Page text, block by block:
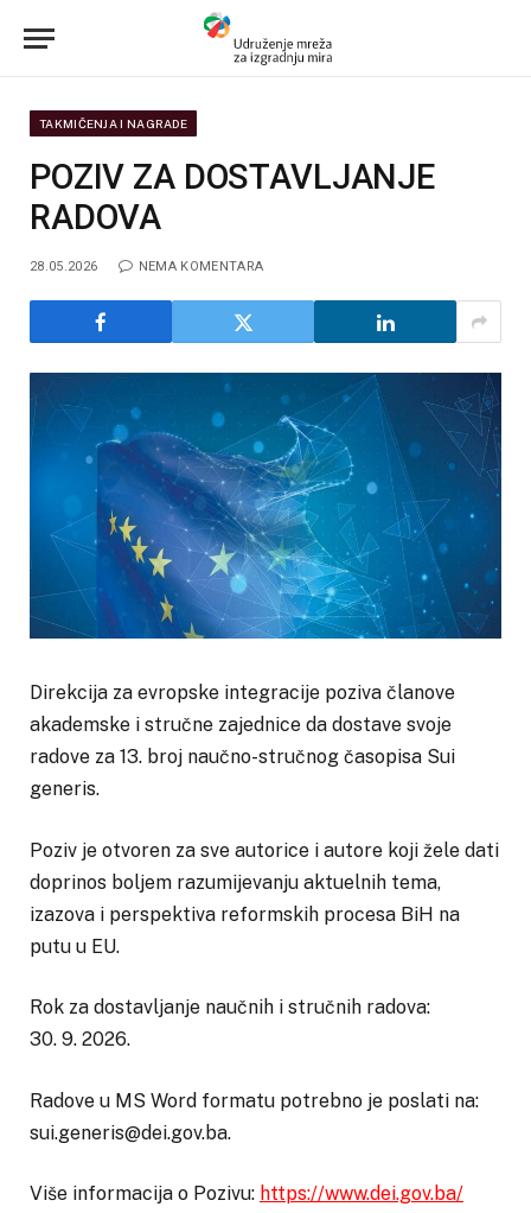
TAKMIČENJA I NAGRADE
POZIV ZA DOSTAVLJANJE
RADOVA
28.05.2026 NEMA KOMENTARA
Direkcija za evropske integracije poziva članove
akademske i stručne zajednice da dostave svoje
radove za 13. broj naučno-stručnog časopisa Sui
generis.
Poziv je otvoren za sve autorice i autore koji žele dati
doprinos boljem razumijevanju aktuelnih tema,
izazova i perspektiva reformskih procesa BiH na
putu u EU.
Rok za dostavljanje naučnih i stručnih radova:
30. 9. 2026.
Radove u MS Word formatu potrebno je poslati na:
sui.generis@dei.gov.ba.
Više informacija o Pozivu: https://www.dei.gov.ba/